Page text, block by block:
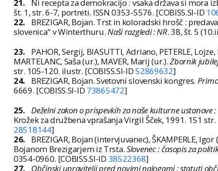
21.
Ni recepta za demokracijo : vsaka država si mora
št. 1, str. 6-7, portreti. ISSN 0353-5576. [COBISS.SI-ID
22.
BREZIGAR, Bojan. Trst in koloradski hrošč :
slovenica" v Winterthuru.Naši razgledi : NR. 38, št. 5
23.
PAHOR, Sergij, BIASUTTI, Adriano, PETERLE,
MARTELANC, Saša (ur.), MAVER, Marij (ur.).Zbornik
str. 105-120. ilustr. [COBISS.SI-ID52869632]
24.
BREZIGAR, Bojan. Svetovni slovenski kongres.
6669. [COBISS.SI-ID 73865472]
25. Deželni zakon o prispevkih za naše kulturne ustanove
Krožek za družbena vprašanja Virgil Šček, 1991. 151
28518144]
26.
BREZIGAR, Bojan (intervjuvanec), ŠKAMPERLE,
Bojanom Brezigarjem iz Trsta.Slovenec : časopis za
0354-0960. [COBISS.SI-ID 38522368]
27.
Občinski upravitelji pred novimi nalogami : statuti